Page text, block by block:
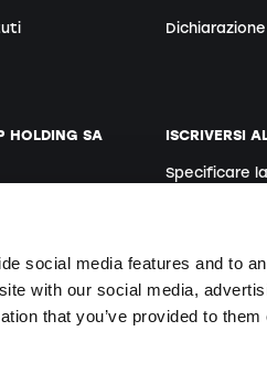
social media features and to
with our social media,
that you’ve provided to them
HOLDING SA ISCRIVERSI
Specificare